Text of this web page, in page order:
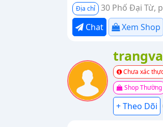
Địa chỉ
30 Phố Đại Từ,
Chat
Xem Shop
Chưa xác
Shop Thường